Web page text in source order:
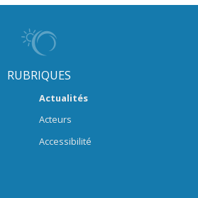
RUBRIQUES
Actualités
Acteurs
Accessibilité